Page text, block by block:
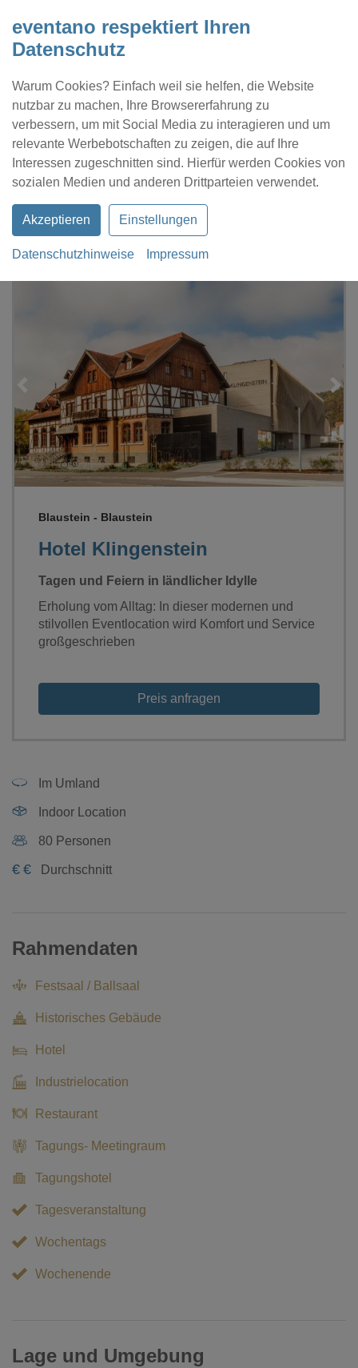
eventano respektiert Ihren
Datenschutz
Warum Cookies? Einfach weil sie helfen, die Website
nutzbar zu machen, Ihre Browsererfahrung zu
verbessern, um mit Social Media zu interagieren und um
relevante Werbebotschaften zu zeigen, die auf Ihre
Interessen zugeschnitten sind. Hierfür werden Cookies von
sozialen Medien und anderen Drittparteien verwendet.
Akzeptieren Einstellungen
Datenschutzhinweise Impressum
Kontakt Location eintragen Profil
Hochzeit
Loading...
Hotel Klingenstein
Blaustein - Blaustein
Tagen und Feiern in ländlicher Idylle
Erholung vom Alltag: In dieser modernen und
stilvollen Eventlocation wird Komfort und Service
großgeschrieben
Preis anfragen
Im Umland
Indoor Location
80 Personen
€ € Durchschnitt
Rahmendaten
Festsaal / Ballsaal
Historisches Gebäude
Hotel
Industrielocation
Restaurant
Tagungs- Meetingraum
Tagungshotel
Tagesveranstaltung
Wochentags
Wochenende
Lage und Umgebung